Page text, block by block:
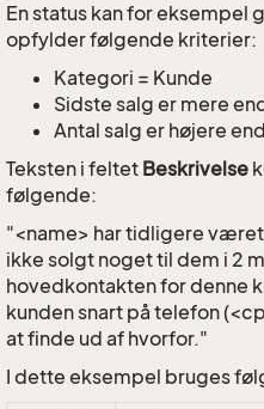
En status kan for
opfylder følgende kriterier:
Kategori = Kunde
Sidste salg er mere
Antal salg er højere
Teksten i feltet Beskrivelse
følgende:
"<name> har tidligere
ikke solgt noget til dem i 2
hovedkontakten for denne
kunden snart på telefon
at finde ud af hvorfor."
I dette eksempel bruges